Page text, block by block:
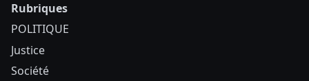
Rubriques
POLITIQUE
Justice
Société